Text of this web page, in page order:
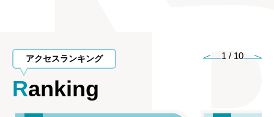
アクセスランキング
Ranking
1 / 10